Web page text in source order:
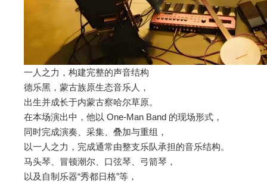
一人之力，构建完整的声音结构
德乐黑，蒙古族原生态音乐人，
出生并成长于内蒙古察哈尔草原。
在本场演出中，他以 One-Man Band 的现场形式，
同时完成演奏、采集、叠加与重组，
以一人之力，完成通常由整支乐队承担的音乐结构。
马头琴、冒顿潮尔、口弦琴、弓箭琴，
以及自制乐器“秀都日格”等，